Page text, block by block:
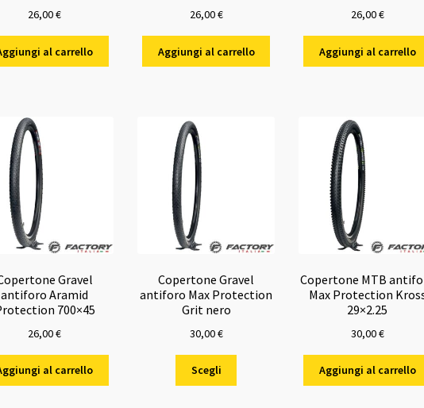
26,00€
al carrello
26,00€
Aggiungi al carrello
26,00€
Aggiungi al carrello
Gravel
antiforo Aramid
700×45
26,00€
al carrello
Copertone Gravel
antiforo Max Protection
Grit nero
30,00€
Scegli
Copertone MTB
Max Protection
29×2.25
30,00€
Aggiungi al carrello